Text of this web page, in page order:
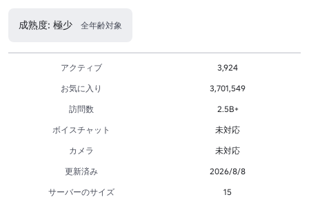
成熟度: 極少 全年齢対象
アクティブ
3,924
お気に入り
3,701,549
訪問数
2.5B+
ボイスチャット
未対応
カメラ
未対応
更新済み
2026/8/8
サーバーのサイズ
15